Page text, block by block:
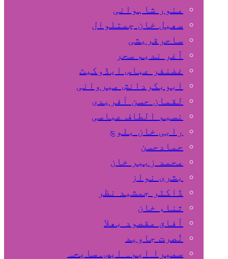
منور شاہوانی
سھیل خان چمتلوال
ساحرقریشی
آغر ندیم سحر
غضنفر عباس ایڈوکیٹ
ابوبکردانش میروانی
لقمان حسن آفریدی
نسیم الطاف عباسی
رابی خان بلوچ
حمادحسن
محمد زبیر خان
بشری نواز
ڈاکٹر جمشید نظر
ثناء خان
آفاق مقصود بھلا
نُصرت جاوید
سمیرا ایم۔ ایس۔سایحہ